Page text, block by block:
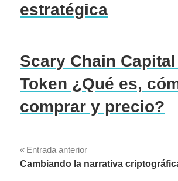
estratégica
Scary Chain Capital
Token ¿Qué es,
comprar y precio?
Navegación
Entrada anterior
Cambiando la narrativa